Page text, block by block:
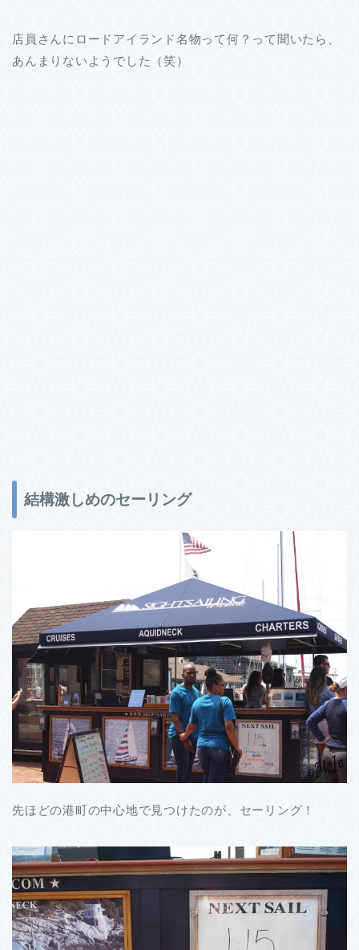
店員さんにロードアイランド名物って何？って聞いたら、
あんまりないようでした（笑）
結構激しめのセーリング
先ほどの港町の中心地で見つけたのが、セーリング！